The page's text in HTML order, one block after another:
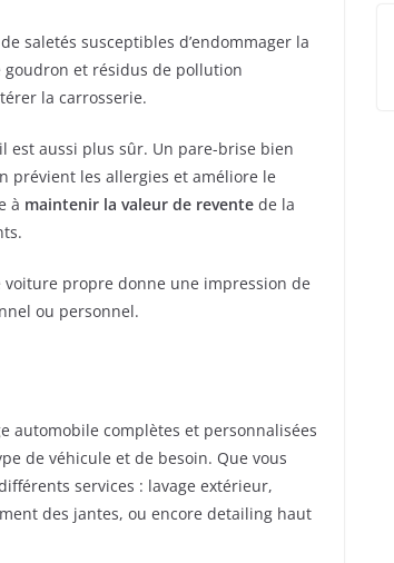
saletés susceptibles d’endommager la
goudron et résidus de pollution
la carrosserie.
est aussi plus sûr. Un pare-brise bien
prévient les allergies et améliore le
à maintenir la valeur de revente de la
voiture propre donne une impression de
ou personnel.
automobile complètes et personnalisées
de véhicule et de besoin. Que vous
services : lavage extérieur,
des jantes, ou encore detailing haut